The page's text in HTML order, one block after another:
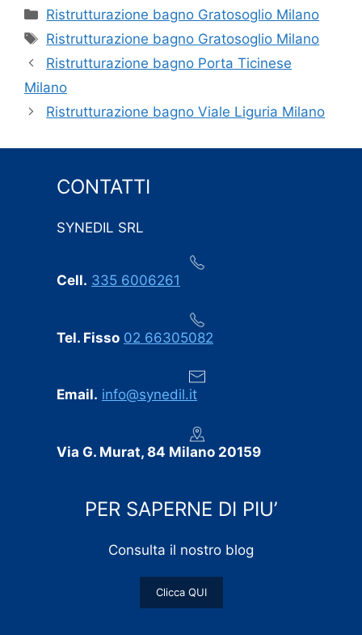
Categorie
Ristrutturazione bagno Gratosoglio Milano
Tag
Ristrutturazione bagno Gratosoglio Milano
Ristrutturazione bagno Porta Ticinese
Milano
Ristrutturazione bagno Viale Liguria Milano
CONTATTI
SYNEDIL SRL
Cell. 335 6006261
Tel. Fisso 02 66305082
Email. info@synedil.it
Via G. Murat, 84 Milano 20159
PER SAPERNE DI PIU’
Consulta il nostro blog
Clicca QUI